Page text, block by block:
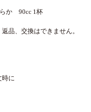
らか 90cc 1杯
品、交換はできません。
時に